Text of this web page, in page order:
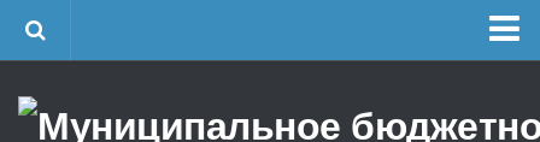
Об учреждении